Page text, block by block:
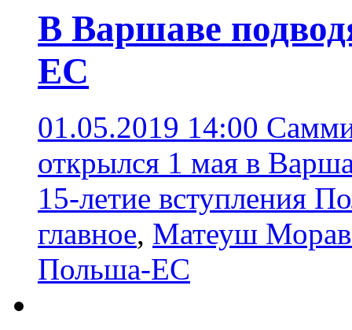
В Варшаве
ЕС
01.05.2019 14:00
открылся 1 мая в
15-летие вступления
главное, Матеуш
Польша-ЕС